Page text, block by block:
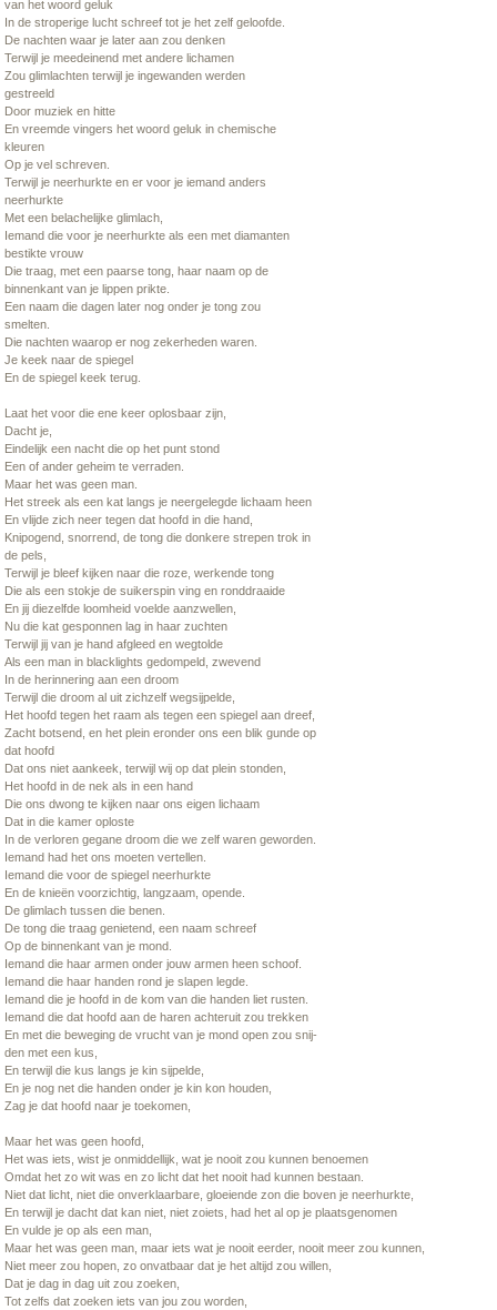
van het woord geluk
In de stroperige lucht schreef tot je het zelf geloofde.
De nachten waar je later aan zou denken
Terwijl je meedeinend met andere lichamen
Zou glimlachten terwijl je ingewanden werden
gestreeld
Door muziek en hitte
En vreemde vingers het woord geluk in chemische
kleuren
Op je vel schreven.
Terwijl je neerhurkte en er voor je iemand anders
neerhurkte
Met een belachelijke glimlach,
Iemand die voor je neerhurkte als een met diamanten
bestikte vrouw
Die traag, met een paarse tong, haar naam op de
binnenkant van je lippen prikte.
Een naam die dagen later nog onder je tong zou
smelten.
Die nachten waarop er nog zekerheden waren.
Je keek naar de spiegel
En de spiegel keek terug.
Laat het voor die ene keer oplosbaar zijn,
Dacht je,
Eindelijk een nacht die op het punt stond
Een of ander geheim te verraden.
Maar het was geen man.
Het streek als een kat langs je neergelegde lichaam heen
En vlijde zich neer tegen dat hoofd in die hand,
Knipogend, snorrend, de tong die donkere strepen trok in
de pels,
Terwijl je bleef kijken naar die roze, werkende tong
Die als een stokje de suikerspin ving en ronddraaide
En jij diezelfde loomheid voelde aanzwellen,
Nu die kat gesponnen lag in haar zuchten
Terwijl jij van je hand afgleed en wegtolde
Als een man in blacklights gedompeld, zwevend
In de herinnering aan een droom
Terwijl die droom al uit zichzelf wegsijpelde,
Het hoofd tegen het raam als tegen een spiegel aan dreef,
Zacht botsend, en het plein eronder ons een blik gunde op
dat hoofd
Dat ons niet aankeek, terwijl wij op dat plein stonden,
Het hoofd in de nek als in een hand
Die ons dwong te kijken naar ons eigen lichaam
Dat in die kamer oploste
In de verloren gegane droom die we zelf waren geworden.
Iemand had het ons moeten vertellen.
Iemand die voor de spiegel neerhurkte
En de knieën voorzichtig, langzaam, opende.
De glimlach tussen die benen.
De tong die traag genietend, een naam schreef
Op de binnenkant van je mond.
Iemand die haar armen onder jouw armen heen schoof.
Iemand die haar handen rond je slapen legde.
Iemand die je hoofd in de kom van die handen liet rusten.
Iemand die dat hoofd aan de haren achteruit zou trekken
En met die beweging de vrucht van je mond open zou snij-
den met een kus,
En terwijl die kus langs je kin sijpelde,
En je nog net die handen onder je kin kon houden,
Zag je dat hoofd naar je toekomen,
Maar het was geen hoofd,
Het was iets, wist je onmiddellijk, wat je nooit zou kunnen benoemen
Omdat het zo wit was en zo licht dat het nooit had kunnen bestaan.
Niet dat licht, niet die onverklaarbare, gloeiende zon die boven je neerhurkte,
En terwijl je dacht dat kan niet, niet zoiets, had het al op je plaatsgenomen
En vulde je op als een man,
Maar het was geen man, maar iets wat je nooit eerder, nooit meer zou kunnen,
Niet meer zou hopen, zo onvatbaar dat je het altijd zou willen,
Dat je dag in dag uit zou zoeken,
Tot zelfs dat zoeken iets van jou zou worden,